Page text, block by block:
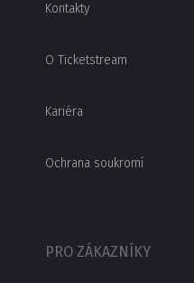
Kontakty
O Ticketstream
Kariéra
Ochrana soukromí
PRO ZÁKAZNÍKY